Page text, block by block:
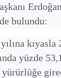
bulundu:
kıyasla
yüzde
yürürlüğe